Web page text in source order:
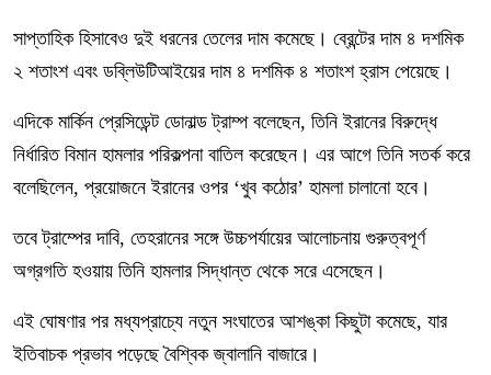
সাপ্তাহিক হিসাবেও দুই ধরনের তেলের দাম কমেছে। ব্রেন্টের দাম ৪ দশমিক
২ শতাংশ এবং ডব্লিউটিআইয়ের দাম ৪ দশমিক ৪ শতাংশ হ্রাস পেয়েছে।
এদিকে মার্কিন প্রেসিডেন্ট ডোনাল্ড ট্রাম্প বলেছেন, তিনি ইরানের বিরুদ্ধে
নির্ধারিত বিমান হামলার পরিকল্পনা বাতিল করেছেন। এর আগে তিনি সতর্ক করে
বলেছিলেন, প্রয়োজনে ইরানের ওপর ‘খুব কঠোর’ হামলা চালানো হবে।
তবে ট্রাম্পের দাবি, তেহরানের সঙ্গে উচ্চপর্যায়ের আলোচনায় গুরুত্বপূর্ণ
অগ্রগতি হওয়ায় তিনি হামলার সিদ্ধান্ত থেকে সরে এসেছেন।
এই ঘোষণার পর মধ্যপ্রাচ্যে নতুন সংঘাতের আশঙ্কা কিছুটা কমেছে, যার
ইতিবাচক প্রভাব পড়েছে বৈশ্বিক জ্বালানি বাজারে।